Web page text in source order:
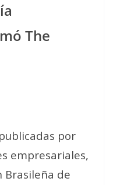
The
por
empresariales,
Brasileña de